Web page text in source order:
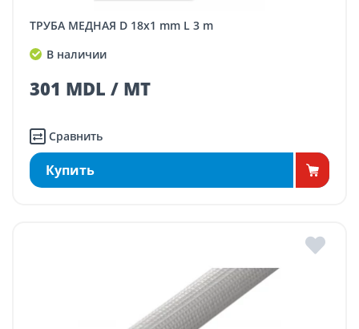
ТРУБА МЕДНАЯ D 18x1 mm L 3 m
В наличии
301 MDL / MT
Сравнить
Купить